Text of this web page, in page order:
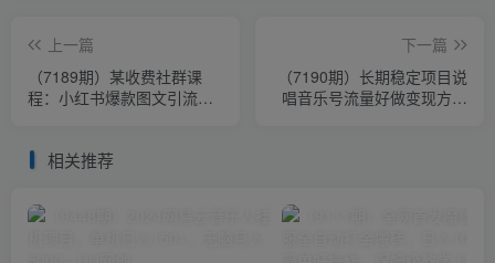
上一篇
（7189期）某收费社群课
程：小红书爆款图文引流教
下一篇
（7190期）长期稳定项目说
唱音乐号流量好做变现方式
相关推荐